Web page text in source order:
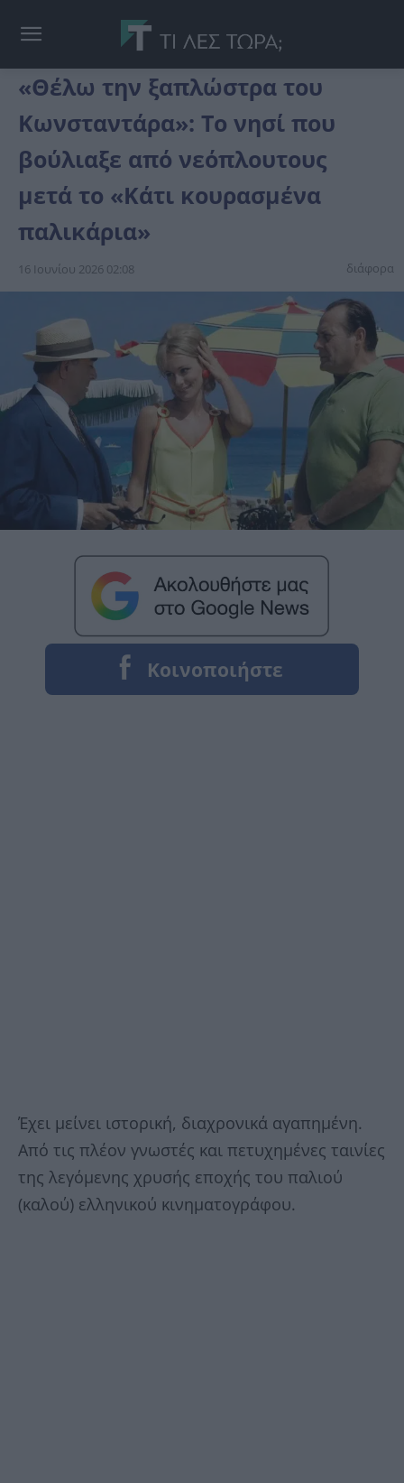
«Θέλω την ξαπλώστρα του
Κωνσταντάρα»: Το νησί που
βούλιαξε από νεόπλουτους
μετά το «Κάτι κουρασμένα
παλικάρια»
16 Ιουνίου 2026 02:08 διάφορα
Έχει μείνει ιστορική, διαχρονικά αγαπημένη.
Από τις πλέον γνωστές και πετυχημένες ταινίες
της λεγόμενης χρυσής εποχής του παλιού
(καλού) ελληνικού κινηματογράφου.